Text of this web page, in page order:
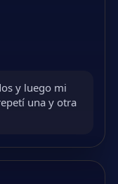
y luego mi
una y otra